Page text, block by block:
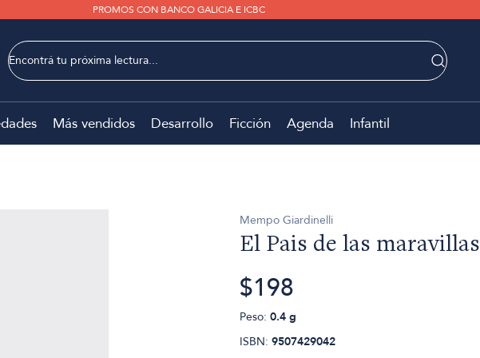
PROMOS CON BANCO GALICIA E ICBC
Más vendidos Desarrollo Ficción Agenda Infantil
Mempo Giardinelli
El Pais de las maravillas
$198
Peso: 0.4 g
ISBN: 9507429042